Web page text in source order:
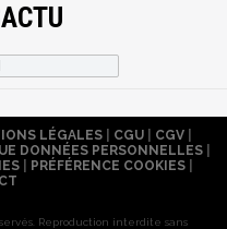
LÉGALES| CGU| CGV|
DONNÉES PERSONNELLES
PRÉFÉRENCE COOKIES
Reproduction interdite sans